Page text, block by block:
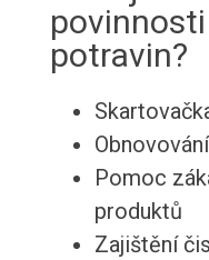
potravin?
Pomoc
produktů
Zajištění